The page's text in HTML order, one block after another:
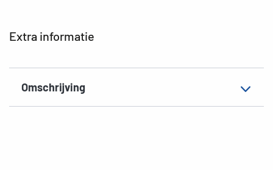
Extra informatie
Omschrijving